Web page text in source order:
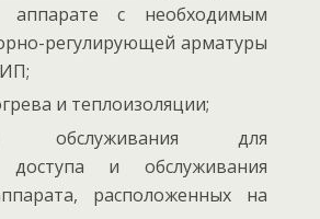
с необходимым
регулирующей арматуры
и теплоизоляции;
обслуживания для
доступа и обслуживания
расположенных на